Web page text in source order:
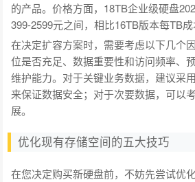
的产品。价格方面，18TB企业级硬盘
399-2599元之间，相比16TB版本每TB成
在决定扩容方案时，需要考虑以下几个
位是否充足、数据重要性和访问频率、
维护能力。对于关键业务数据，建议采
来保证数据安全；对于次要数据，可以
展。
优化现有存储空间的五大技巧
在您决定购买新硬盘前，不妨先尝试优